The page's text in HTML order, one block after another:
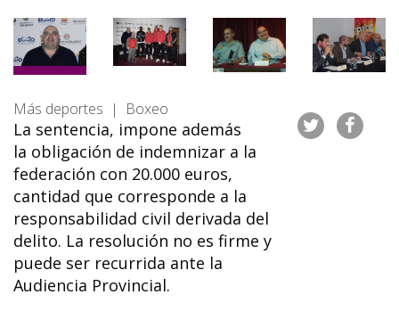
Más deportes | Boxeo
La sentencia, impone además
la obligación de indemnizar a la
federación con 20.000 euros,
cantidad que corresponde a la
responsabilidad civil derivada del
delito. La resolución no es firme y
puede ser recurrida ante la
Audiencia Provincial.